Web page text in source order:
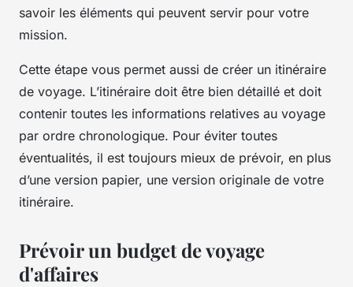
savoir les éléments qui peuvent servir pour votre
mission.
Cette étape vous permet aussi de créer un itinéraire
de voyage. L’itinéraire doit être bien détaillé et doit
contenir toutes les informations relatives au voyage
par ordre chronologique. Pour éviter toutes
éventualités, il est toujours mieux de prévoir, en plus
d’une version papier, une version originale de votre
itinéraire.
Prévoir un budget de voyage
d'affaires